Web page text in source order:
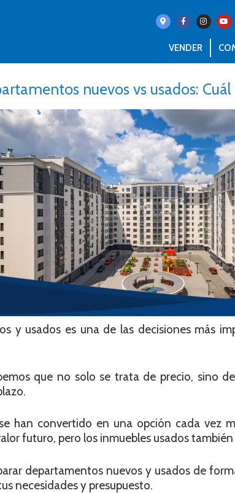
VENDER
nuevos vs usados:
y usados es una de las decisiones más
que no solo se trata de precio, sino
han convertido en una opción cada vez
futuro, pero los inmuebles usados
departamentos nuevos y usados de
necesidades y presupuesto.